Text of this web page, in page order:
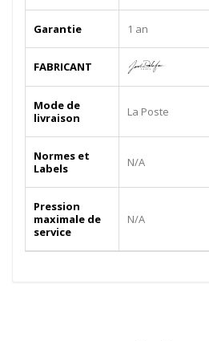
Garantie 1 an
FABRICANT
Mode de
livraison
La Poste
Normes et
Labels
N/A
Pression
maximale de
service
N/A